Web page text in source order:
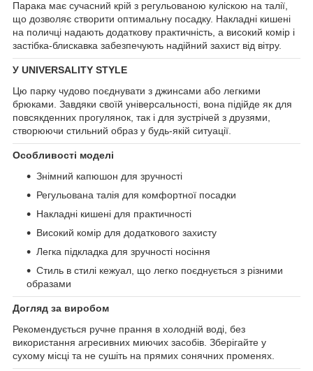
Парака має сучасний крій з регульованою куліскою на талії,
що дозволяє створити оптимальну посадку. Накладні кишені
на поличці надають додаткову практичність, а високий комір і
застібка-блискавка забезпечують надійний захист від вітру.
У UNIVERSALITY STYLE
Цю парку чудово поєднувати з джинсами або легкими
брюками. Завдяки своїй універсальності, вона підійде як для
повсякденних прогулянок, так і для зустрічей з друзями,
створюючи стильний образ у будь-якій ситуації.
Особливості моделі
Знімний капюшон для зручності
Регульована талія для комфортної посадки
Накладні кишені для практичності
Високий комір для додаткового захисту
Легка підкладка для зручності носіння
Стиль в стилі кежуал, що легко поєднується з різними
образами
Догляд за виробом
Рекомендується ручне прання в холодній воді, без
використання агресивних миючих засобів. Зберігайте у
сухому місці та не сушіть на прямих сонячних променях.